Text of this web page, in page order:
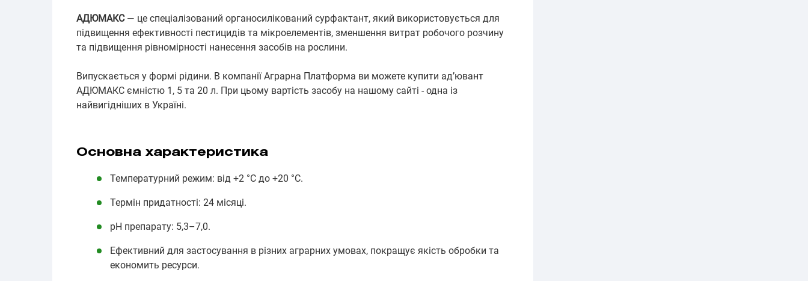
АДЮМАКС— це спеціалізований органосилікований сурфактант, який використовується для
підвищення ефективності пестицидів та мікроелементів, зменшення витрат робочого розчину
та підвищення рівномірності нанесення засобів на рослини.
Випускається у формі рідини. В компанії Аграрна Платформа ви можете купити ад’ювант
АДЮМАКС ємністю 1, 5 та 20 л. При цьому вартість засобу на нашому сайті - одна із
найвигідніших в Україні.
Основна характеристика
Температурний режим: від +2 °С до +20 °С.
Термін придатності: 24 місяці.
рН препарату: 5,3–7,0.
Ефективний для застосування в різних аграрних умовах, покращує якість обробки та
економить ресурси.